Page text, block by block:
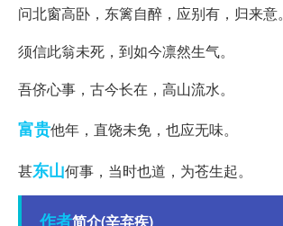
问北窗高卧，东篱自醉，应别有，归来意。
须信此翁未死，到如今凛然生气。
吾侪心事，古今长在，高山流水。
富贵他年，直饶未免，也应无味。
甚东山何事，当时也道，为苍生起。
作者简介(辛弃疾)